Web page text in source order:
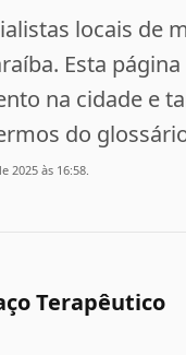
locais de
Esta
na cidade e
do
2025 às 16:58.
Terapêutico